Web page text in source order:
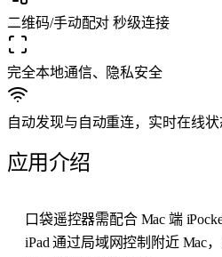
二维码/手动配对 秒级连接
完全本地通信、隐私安全
自动发现与自动重连，实时在线状
应用介绍
口袋遥控器需配合 Mac 端
iPad 通过局域网控制附近 Mac